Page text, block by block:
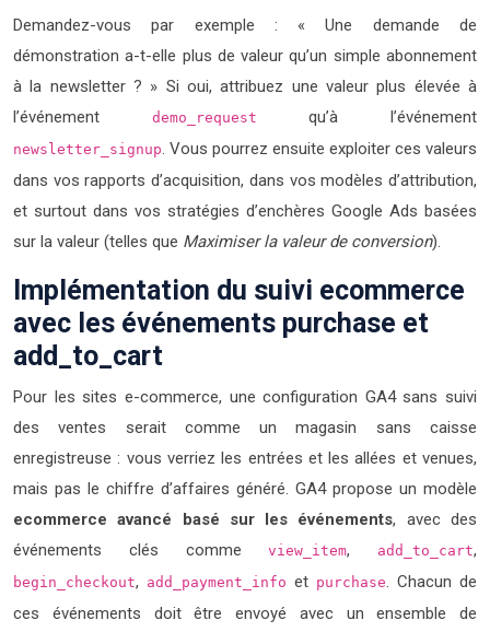
Demandez-vous par exemple : « Une demande de
démonstration a-t-elle plus de valeur qu’un simple abonnement
à la newsletter ? » Si oui, attribuez une valeur plus élevée à
l’événement
demo_request qu’à l’événement
newsletter_signup. Vous pourrez ensuite exploiter ces valeurs
dans vos rapports d’acquisition, dans vos modèles d’attribution,
et surtout dans vos stratégies d’enchères Google Ads basées
sur la valeur (telles que Maximiser la valeur de conversion).
Implémentation du suivi ecommerce
avec les événements purchase et
add_to_cart
Pour les sites e-commerce, une configuration GA4 sans suivi
des ventes serait comme un magasin sans caisse
enregistreuse : vous verriez les entrées et les allées et venues,
mais pas le chiffre d’affaires généré. GA4 propose un modèle
ecommerce avancé basé sur les événements, avec des
événements clés commeview_item, add_to_cart,
begin_checkout, add_payment_info et purchase. Chacun de
ces événements doit être envoyé avec un ensemble de